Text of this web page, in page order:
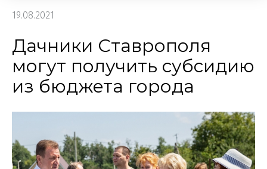
19.08.2021
Дачники Ставрополя
могут получить субсидию
из бюджета города